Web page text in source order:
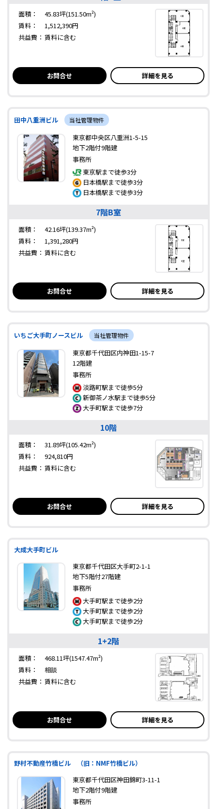
面積：
45.83坪(151.50m²)
賃料：
1,512,390円
共益費： 賃料に含む
お問合せ 詳細を見る
田中八重洲ビル 当社管理物件
東京都中央区八重洲1-5-15
地下2階付9階建
事務所
東京駅まで徒歩3分
日本橋駅まで徒歩3分
日本橋駅まで徒歩3分
7階B室
面積：
42.16坪(139.37m²)
賃料：
1,391,280円
共益費： 賃料に含む
お問合せ 詳細を見る
いちご大手町ノースビル 当社管理物件
東京都千代田区内神田1-15-7
12階建
事務所
淡路町駅まで徒歩5分
新御茶ノ水駅まで徒歩5分
大手町駅まで徒歩7分
10階
面積：
31.89坪(105.42m²)
賃料：
924,810円
共益費： 賃料に含む
お問合せ 詳細を見る
大成大手町ビル
東京都千代田区大手町2-1-1
地下5階付27階建
事務所
大手町駅まで徒歩2分
大手町駅まで徒歩2分
大手町駅まで徒歩2分
1+2階
面積：
468.11坪(1547.47m²)
賃料：
相談
共益費： 賃料に含む
お問合せ 詳細を見る
野村不動産竹橋ビル （旧：NMF竹橋ビル）
東京都千代田区神田錦町3-11-1
地下2階付9階建
事務所